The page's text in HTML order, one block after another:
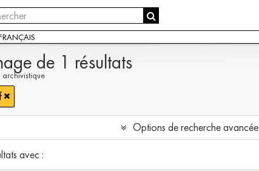
de 1 résultats
archivistique
Options de recherche avancée
avec :